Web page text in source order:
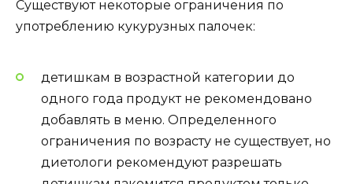
Существуют некоторые ограничения по
употреблению кукурузных палочек:
детишкам в возрастной категории до
одного года продукт не рекомендовано
добавлять в меню. Определенного
ограничения по возрасту не существует, но
диетологи рекомендуют разрешать